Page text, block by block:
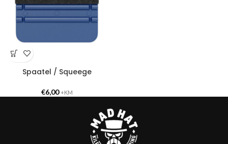
Spaatel / Squeege
€6,00 +KM